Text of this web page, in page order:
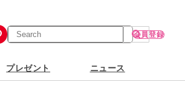
検
索
会員登録
プレゼント ニュース